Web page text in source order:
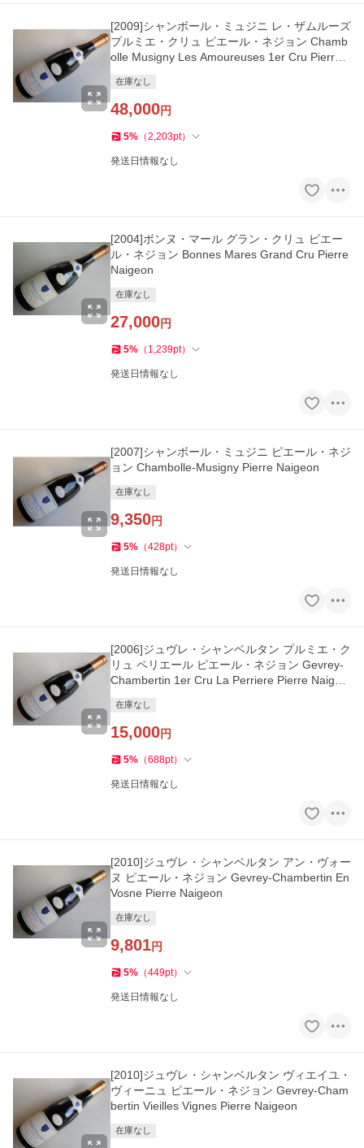
[2009]シャンボール・ミュジニ レ・ザムルーズ
プルミエ・クリュ ピエール・ネジョン Chamb
olle Musigny Les Amoureuses 1er Cru Pierre
在庫なし
48,000円
5% （2,203pt）
発送日情報なし
[2004]ボンヌ・マール グラン・クリュ ピエー
ル・ネジョン Bonnes Mares Grand Cru Pierre
Naigeon
在庫なし
27,000円
5% （ 1,239pt）
発送日情報なし
[2007]シャンボール・ミュジニ ピエール・ネジ
ョン Chambolle-Musigny Pierre Naigeon
在庫なし
9,350円
5% （428pt）
発送日情報なし
[2006]ジュヴレ・シャンベルタン プルミエ・ク
リュ ペリエール ピエール・ネジョン Gevrey-
Chambertin 1er Cru La Perriere Pierre Naigeo
在庫なし
15,000円
5% （688pt）
発送日情報なし
[2010]ジュヴレ・シャンベルタン アン・ヴォー
ヌ ピエール・ネジョン Gevrey-Chambertin En
Vosne Pierre Naigeon
在庫なし
9,801円
5% （449pt）
発送日情報なし
[2010]ジュヴレ・シャンベルタン ヴィエイユ・
ヴィーニュ ピエール・ネジョン Gevrey-Cham
bertin Vieilles Vignes Pierre Naigeon
在庫なし